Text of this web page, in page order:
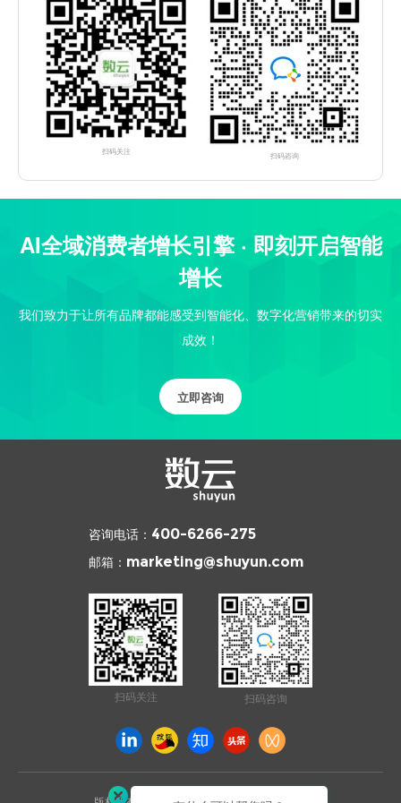
扫码关注 扫码咨询
AI全域消费者增长引擎 · 即刻开启智能
增长
我们致力于让所有品牌都能感受到智能化、数字化营销带来的切实
成效！
立即咨询
咨询电话： 400-6266-275
邮箱： marketing@shuyun.com
扫码关注 扫码咨询